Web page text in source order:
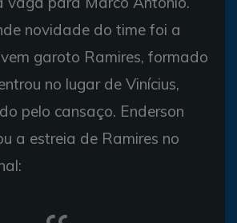
novidade do time foi a
garoto Ramires, formado
no lugar de Vinícius,
pelo cansaço. Enderson
a estreia de Ramires no